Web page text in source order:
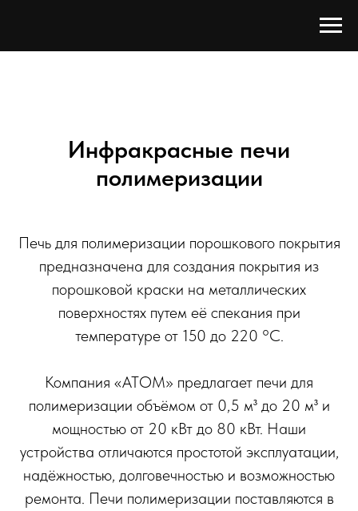
Инфракрасные печи
полимеризации
Печь для полимеризации порошкового покрытия
предназначена для создания покрытия из
порошковой краски на металлических
поверхностях путем её спекания при
температуре от 150 до 220 °C.
Компания «АТОМ» предлагает печи для
полимеризации объёмом от 0,5 м³ до 20 м³ и
мощностью от 20 кВт до 80 кВт. Наши
устройства отличаются простотой эксплуатации,
надёжностью, долговечностью и возможностью
ремонта. Печи полимеризации поставляются в